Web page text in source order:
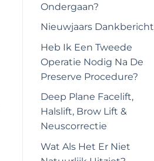
Ondergaan?
Nieuwjaars Dankbericht
Heb Ik Een Tweede
Operatie Nodig Na De
Preserve Procedure?
Deep Plane Facelift,
Halslift, Brow Lift &
Neuscorrectie
Wat Als Het Er Niet